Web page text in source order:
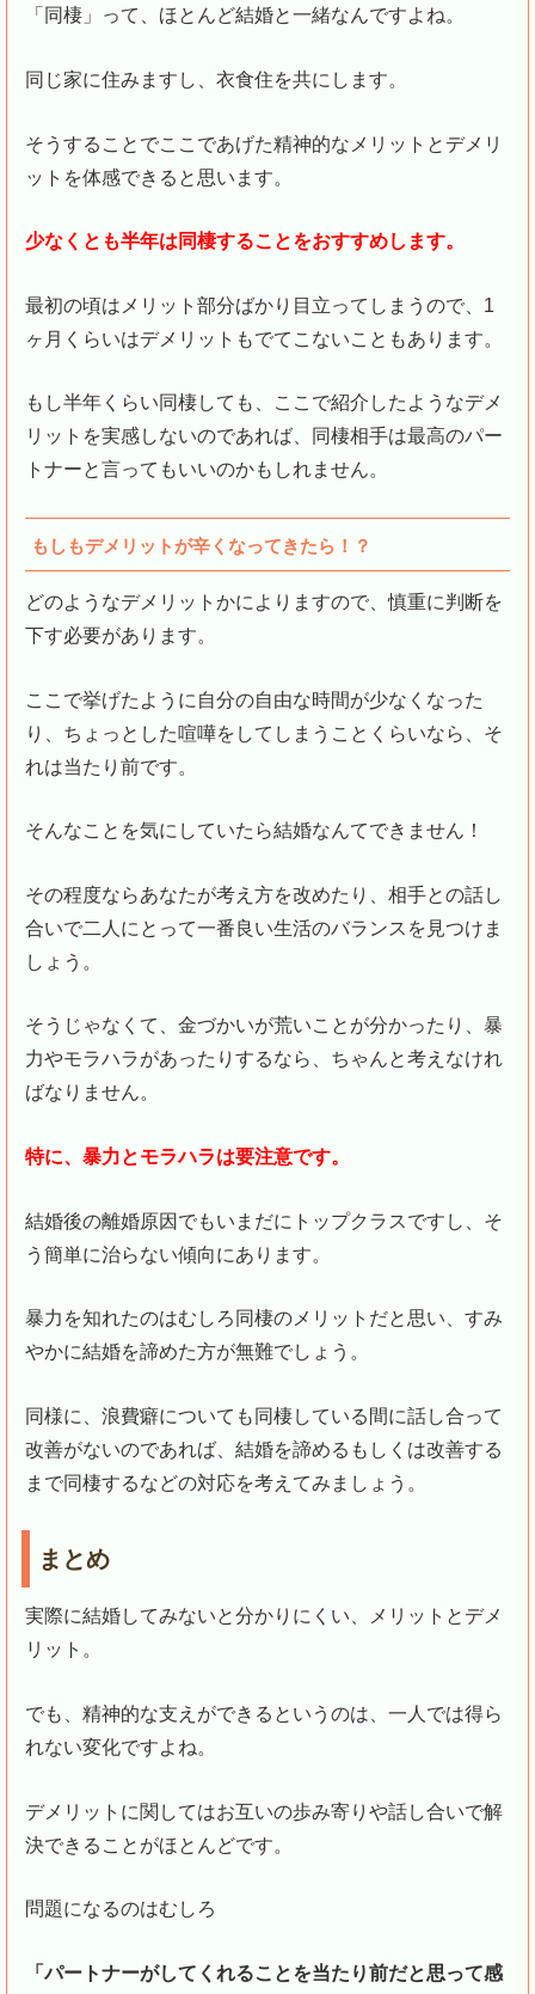
「同棲」って、ほとんど結婚と一緒なんですよね。
同じ家に住みますし、衣食住を共にします。
そうすることでここであげた精神的なメリットとデメリ
ットを体感できると思います。
少なくとも半年は同棲することをおすすめします。
最初の頃はメリット部分ばかり目立ってしまうので、1
ヶ月くらいはデメリットもでてこないこともあります。
もし半年くらい同棲しても、ここで紹介したようなデメ
リットを実感しないのであれば、同棲相手は最高のパー
トナーと言ってもいいのかもしれません。
もしもデメリットが辛くなってきたら！？
どのようなデメリットかによりますので、慎重に判断を
下す必要があります。
ここで挙げたように自分の自由な時間が少なくなった
り、ちょっとした喧嘩をしてしまうことくらいなら、そ
れは当たり前です。
そんなことを気にしていたら結婚なんてできません！
その程度ならあなたが考え方を改めたり、相手との話し
合いで二人にとって一番良い生活のバランスを見つけま
しょう。
そうじゃなくて、金づかいが荒いことが分かったり、暴
力やモラハラがあったりするなら、ちゃんと考えなけれ
ばなりません。
特に、暴力とモラハラは要注意です。
結婚後の離婚原因でもいまだにトップクラスですし、そ
う簡単に治らない傾向にあります。
暴力を知れたのはむしろ同棲のメリットだと思い、すみ
やかに結婚を諦めた方が無難でしょう。
同様に、浪費癖についても同棲している間に話し合って
改善がないのであれば、結婚を諦めるもしくは改善する
まで同棲するなどの対応を考えてみましょう。
まとめ
実際に結婚してみないと分かりにくい、メリットとデメ
リット。
でも、精神的な支えができるというのは、一人では得ら
れない変化ですよね。
デメリットに関してはお互いの歩み寄りや話し合いで解
決できることがほとんどです。
問題になるのはむしろ
「パートナーがしてくれることを当たり前だと思って感